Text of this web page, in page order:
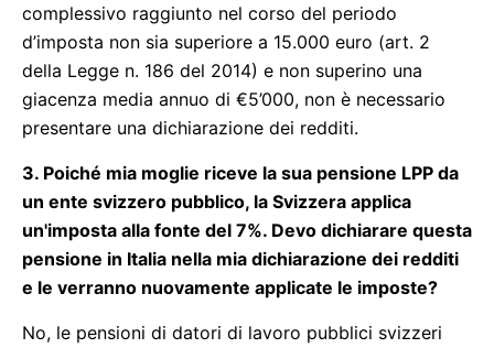
complessivo raggiunto nel corso del periodo
d’imposta non sia superiore a 15.000 euro (art. 2
della Legge n. 186 del 2014) e non superino una
giacenza media annuo di €5’000, non è necessario
presentare una dichiarazione dei redditi.
3. Poiché mia moglie riceve la sua pensione LPP da
un ente svizzero pubblico, la Svizzera applica
un'imposta alla fonte del 7%. Devo dichiarare questa
pensione in Italia nella mia dichiarazione dei redditi
e le verranno nuovamente applicate le imposte?
No, le pensioni di datori di lavoro pubblici svizzeri